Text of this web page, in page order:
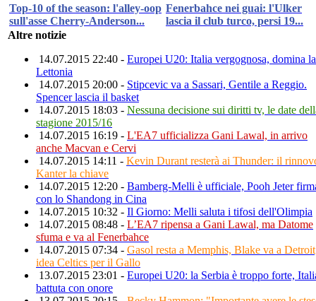
Top-10 of the season: l'alley-oop
sull'asse Cherry-Anderson...
Fenerbahce nei guai: l'Ulker
lascia il club turco, persi 19...
Altre notizie
14.07.2015 22:40 - Europei U20: Italia vergognosa, domina la
Lettonia
14.07.2015 20:00 - Stipcevic va a Sassari, Gentile a Reggio.
Spencer lascia il basket
14.07.2015 18:03 - Nessuna decisione sui diritti tv, le date
stagione 2015/16
14.07.2015 16:19 - L'EA7 ufficializza Gani Lawal, in arrivo
anche Macvan e Cervi
14.07.2015 14:11 - Kevin Durant resterà ai Thunder: il
Kanter la chiave
14.07.2015 12:20 - Bamberg-Melli è ufficiale, Pooh Jeter
con lo Shandong in Cina
14.07.2015 10:32 - Il Giorno: Melli saluta i tifosi dell'Olimpia
14.07.2015 08:48 - L’EA7 ripensa a Gani Lawal, ma Datome
sfuma e va al Fenerbahce
14.07.2015 07:34 - Gasol resta a Memphis, Blake va a
idea Celtics per il Gallo
13.07.2015 23:01 - Europei U20: la Serbia è troppo forte,
battuta con onore